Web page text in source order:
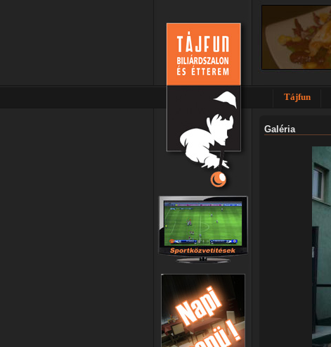
Tájfun
Galéria